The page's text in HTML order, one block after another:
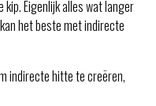
Eigenlijk alles wat langer
het beste met indirecte
indirecte hitte te creëren,